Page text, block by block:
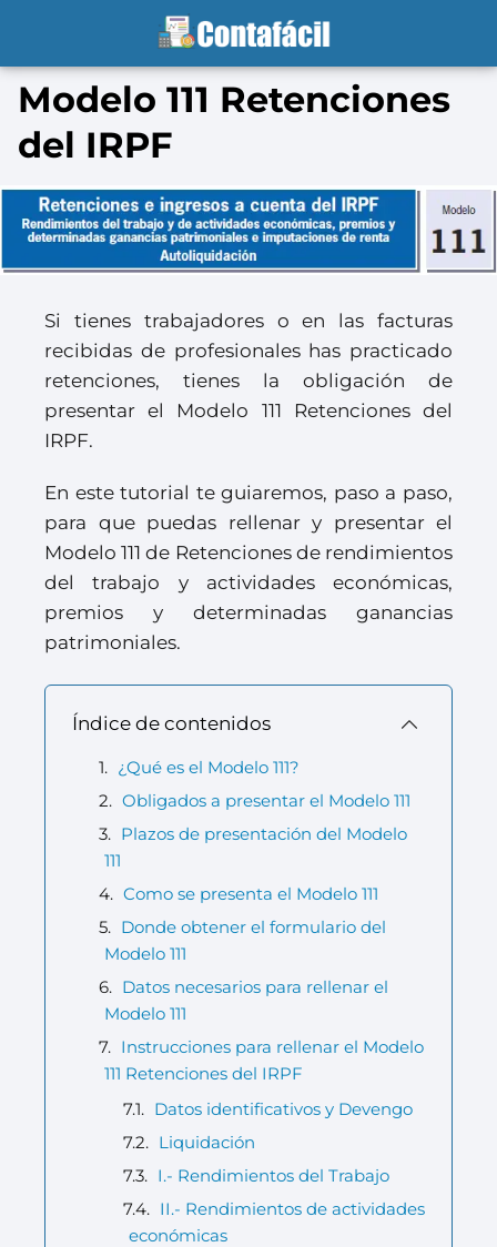
Modelo 111 Retenciones
del IRPF
Si tienes trabajadores o en las facturas
recibidas de profesionales has practicado
retenciones, tienes la obligación de
presentar el Modelo 111 Retenciones del
IRPF.
En este tutorial te guiaremos, paso a paso,
para que puedas rellenar y presentar el
Modelo 111 de Retenciones de rendimientos
del trabajo y actividades económicas,
premios y determinadas ganancias
patrimoniales.
Índice de contenidos
¿Qué es el Modelo 111?
Obligados a presentar el Modelo 111
Plazos de presentación del Modelo
111
Como se presenta el Modelo 111
Donde obtener el formulario del
Modelo 111
Datos necesarios para rellenar el
Modelo 111
Instrucciones para rellenar el Modelo
111 Retenciones del IRPF
Datos identificativos y Devengo
Liquidación
I.- Rendimientos del Trabajo
II.- Rendimientos de actividades
económicas